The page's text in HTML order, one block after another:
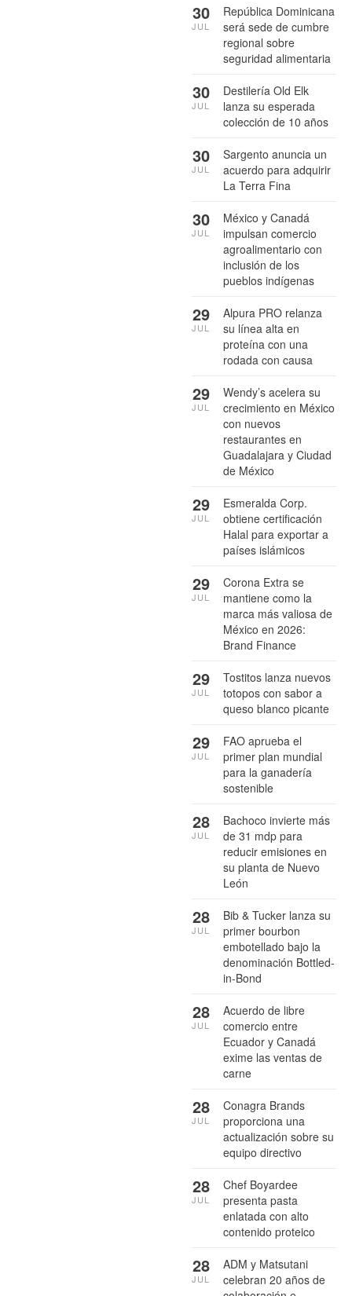
República Dominicana
será sede de cumbre
regional sobre
seguridad alimentaria
30
JUL
Destilería Old Elk
lanza su esperada
colección de 10 años
30
JUL
Sargento anuncia un
acuerdo para adquirir
La Terra Fina
30
JUL
México y Canadá
impulsan comercio
agroalimentario con
inclusión de los
pueblos indígenas
30
JUL
Alpura PRO relanza
su línea alta en
proteína con una
rodada con causa
29
JUL
Wendy’s acelera su
crecimiento en México
con nuevos
restaurantes en
Guadalajara y Ciudad
de México
29
JUL
Esmeralda Corp.
obtiene certificación
Halal para exportar a
países islámicos
29
JUL
Corona Extra se
mantiene como la
marca más valiosa de
México en 2026:
Brand Finance
29
JUL
Tostitos lanza nuevos
totopos con sabor a
queso blanco picante
29
JUL
FAO aprueba el
primer plan mundial
para la ganadería
sostenible
29
JUL
Bachoco invierte más
de 31 mdp para
reducir emisiones en
su planta de Nuevo
León
28
JUL
Bib & Tucker lanza su
primer bourbon
embotellado bajo la
denominación Bottled-
in-Bond
28
JUL
Acuerdo de libre
comercio entre
Ecuador y Canadá
exime las ventas de
carne
28
JUL
Conagra Brands
proporciona una
actualización sobre su
equipo directivo
28
JUL
Chef Boyardee
presenta pasta
enlatada con alto
contenido proteico
28
JUL
ADM y Matsutani
celebran 20 años de
28
JUL